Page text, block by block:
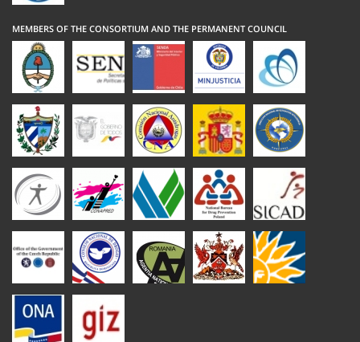
MEMBERS OF THE CONSORTIUM AND THE PERMANENT COUNCIL